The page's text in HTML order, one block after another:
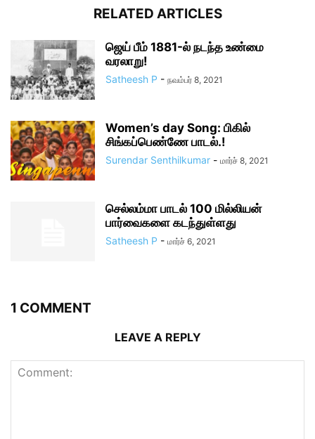
RELATED ARTICLES
ஜெய் பீம் 1881-ல் நடந்த உண்மை
வரலாறு!
Satheesh P - நவம்பர் 8, 2021
Women’s day Song: பிகில்
சிங்கப்பெண்ணே பாடல்.!
Surendar Senthilkumar - மார்ச் 8, 2021
செல்லம்மா பாடல் 100 மில்லியன்
பார்வைகளை கடந்துள்ளது
Satheesh P - மார்ச் 6, 2021
1 COMMENT
LEAVE A REPLY